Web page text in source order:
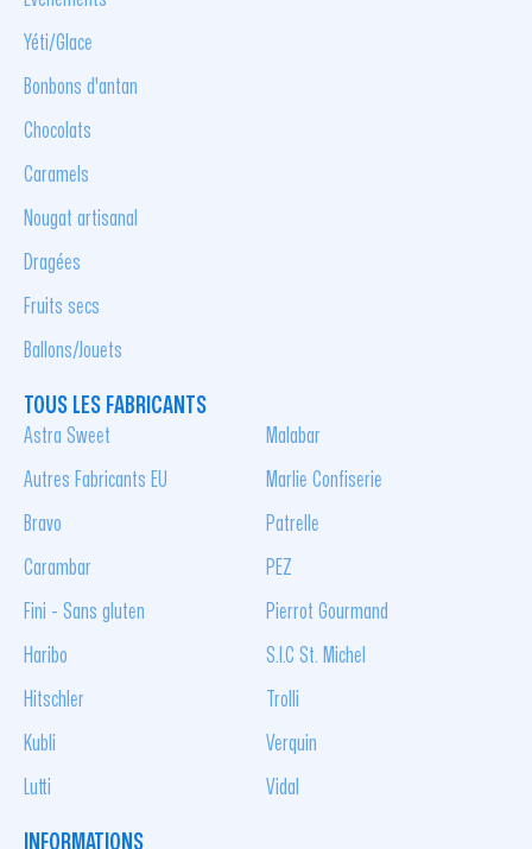
Yéti/Glace
Bonbons d'antan
Chocolats
Caramels
Nougat artisanal
Dragées
Fruits secs
Ballons/Jouets
TOUS LES FABRICANTS
Astra Sweet
Autres Fabricants EU
Bravo
Carambar
Fini - Sans gluten
Haribo
Hitschler
Kubli
Lutti
Malabar
Marlie Confiserie
Patrelle
PEZ
Pierrot Gourmand
S.I.C St. Michel
Trolli
Verquin
Vidal
INFORMATIONS